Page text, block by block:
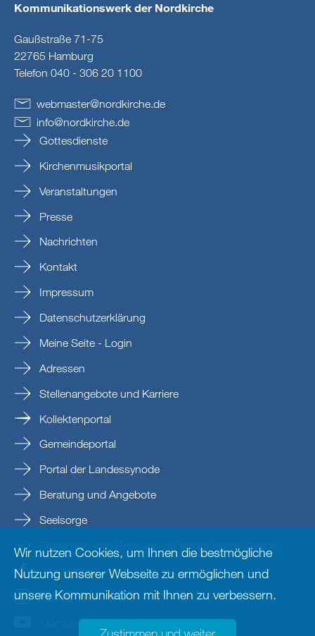
Kommunikationswerk der Nordkirche
Gaußstraße 71-75
22765 Hamburg
Telefon 040 - 306 20 1100
webmaster@nordkirche.de
info@nordkirche.de
Gottesdienste
Kirchenmusikportal
Veranstaltungen
Presse
Nachrichten
Kontakt
Impressum
Datenschutzerklärung
Meine Seite - Login
Adressen
Stellenangebote und Karriere
Kollektenportal
Gemeindeportal
Portal der Landessynode
Beratung und Angebote
Seelsorge
Prävention und Beratung bei sexualisierter Gewalt
Nordkirche
nordkirche
Nordkirche
Wir nutzen Cookies, um Ihnen die bestmögliche
Nutzung unserer Webseite zu ermöglichen und
unsere Kommunikation mit Ihnen zu verbessern.